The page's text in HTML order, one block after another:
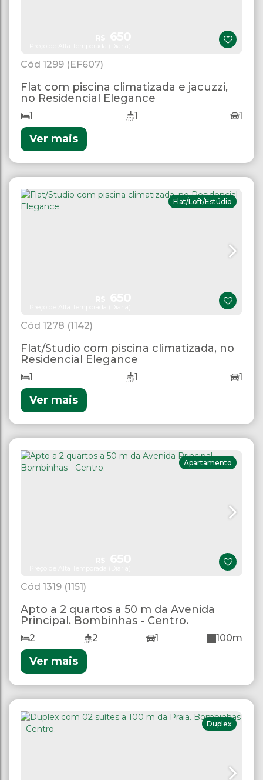
1299 (EF607)
Flat com piscina climatizada e jacuzzi,
no Residencial Elegance
1 1 1
Ver mais
1278 (1142)
Flat/Loft/Estúdio
Flat/Studio com piscina climatizada, no
Residencial Elegance
1 1 1
Ver mais
1319 (1151)
Apartamento
Apto a 2 quartos a 50 m da Avenida
Principal. Bombinhas - Centro.
2 2 1 100m
Ver mais
Duplex